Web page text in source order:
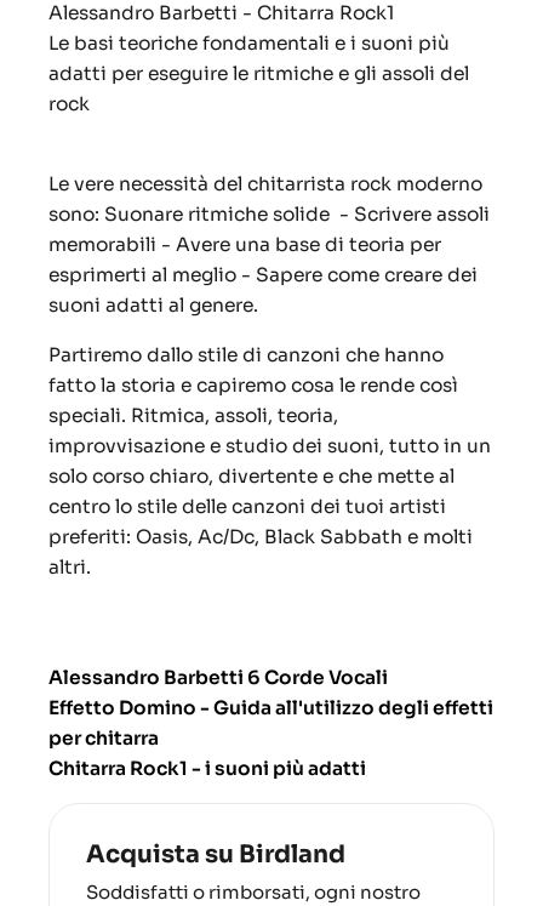
Alessandro Barbetti - Chitarra Rock1
Le basi teoriche fondamentali e i suoni più
adatti per eseguire le ritmiche e gli assoli del
rock
Le vere necessità del chitarrista rock moderno
sono: Suonare ritmiche solide - Scrivere assoli
memorabili - Avere una base di teoria per
esprimerti al meglio - Sapere come creare dei
suoni adatti al genere.
Partiremo dallo stile di canzoni che hanno
fatto la storia e capiremo cosa le rende così
speciali. Ritmica, assoli, teoria,
improvvisazione e studio dei suoni, tutto in un
solo corso chiaro, divertente e che mette al
centro lo stile delle canzoni dei tuoi artisti
preferiti: Oasis, Ac/Dc, Black Sabbath e molti
altri.
Alessandro Barbetti 6 Corde Vocali
Effetto Domino - Guida all'utilizzo degli effetti
per chitarra
Chitarra Rock1 - i suoni più adatti
Acquista su Birdland
Soddisfatti o rimborsati, ogni nostro